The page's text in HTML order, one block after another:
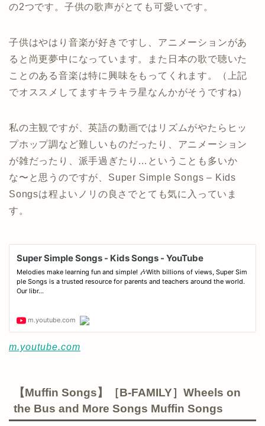
の2つです。子供の歌声がとても可愛いです。
子供はやはり音楽が好きですし、アニメーションがあ
ると尚更夢中になっています。また日本の歌で聴いた
ことのある音楽は特に興味をもってくれます。（上記
でオススメしてますキラキラ星なんかがそうですね）
私の主観ですが、英語の動画ではリズムがやたらヒッ
プホップ調など難しいものだったり、アニメーション
が雑だったり、派手過ぎたり…ということも多いか
な〜と思うのですが、Super Simple Songs – Kids
Songsは程よいノリの良さでとても気に入っていま
す。
m.youtube.com
【Muffin Songs】［B-FAMILY］Wheels on
the Bus and More Songs Muffin Songs